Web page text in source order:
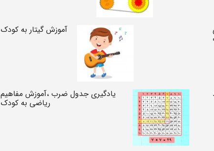
آموزش گیتار به کودک
یادگیری جدول ضرب ،آموزش مفاهیم
ریاضی به کودک